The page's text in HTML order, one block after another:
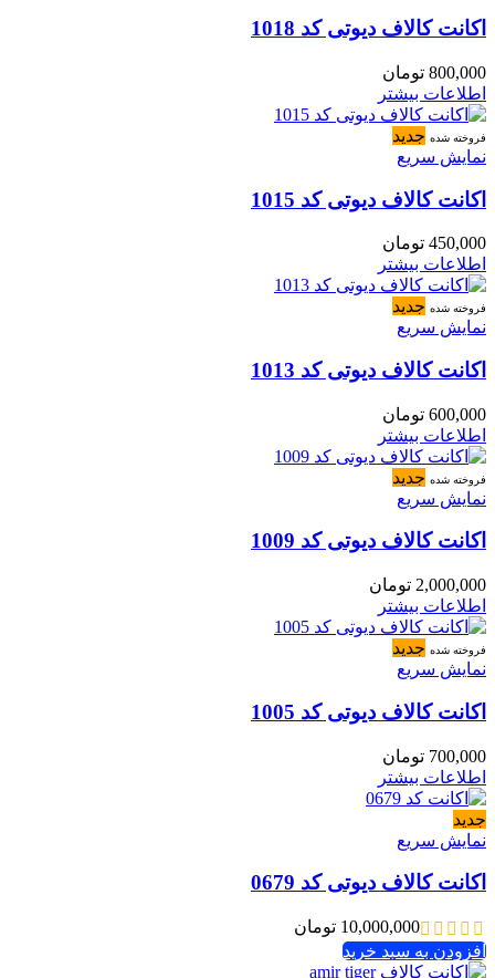
اکانت کالاف دیوتی کد 1018
800,000 تومان
اطلاعات بیشتر
فروخته شده جدید
نمایش سریع
اکانت کالاف دیوتی کد 1015
450,000 تومان
اطلاعات بیشتر
فروخته شده جدید
نمایش سریع
اکانت کالاف دیوتی کد 1013
600,000 تومان
اطلاعات بیشتر
فروخته شده جدید
نمایش سریع
اکانت کالاف دیوتی کد 1009
2,000,000 تومان
اطلاعات بیشتر
فروخته شده جدید
نمایش سریع
اکانت کالاف دیوتی کد 1005
700,000 تومان
اطلاعات بیشتر
جدید
نمایش سریع
اکانت کالاف دیوتی کد 0679
10,000,000 تومان
افزودن به سبد خرید